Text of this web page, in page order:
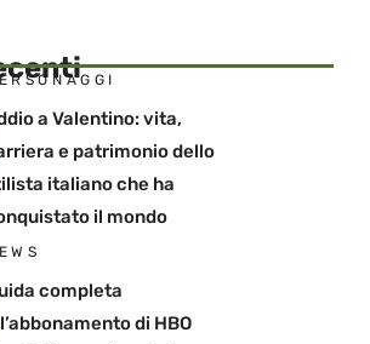
a Valentino: vita,
e patrimonio dello
italiano che ha
il mondo
completa
di HBO